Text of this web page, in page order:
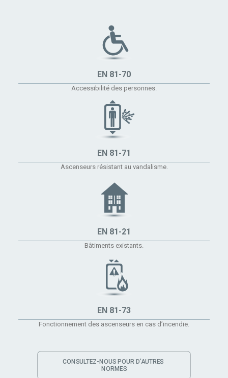
EN 81-70
Accessibilité des personnes.
EN 81-71
Ascenseurs résistant au vandalisme.
EN 81-21
Bâtiments existants.
EN 81-73
Fonctionnement des ascenseurs en cas d’incendie.
CONSULTEZ-NOUS POUR D’AUTRES
NORMES